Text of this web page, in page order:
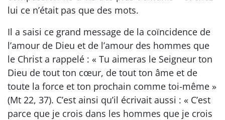
lui ce n’était pas que des mots.
Il a saisi ce grand message de la coïncidence de
l’amour de Dieu et de l’amour des hommes que
le Christ a rappelé : « Tu aimeras le Seigneur ton
Dieu de tout ton cœur, de tout ton âme et de
toute la force et ton prochain comme toi-même »
(Mt 22, 37). C’est ainsi qu’il écrivait aussi : « C’est
parce que je crois dans les hommes que je crois